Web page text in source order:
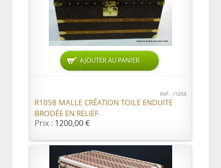
AJOUTER AU PANIER
Réf.: r1058
R1058 MALLE CRÉATION TOILE ENDUITE
BRODÉE EN RELIEF.
Prix : 1200,00 €